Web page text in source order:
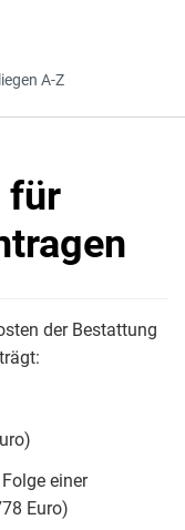
A-Z
für
der Bestattung
einer
Euro)